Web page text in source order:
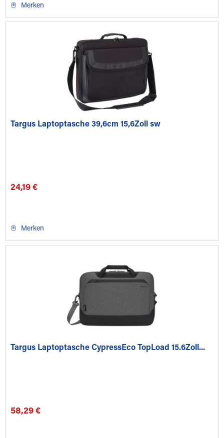
Merken
Targus Laptoptasche 39,6cm 15,6Zoll sw
24,19 €
Merken
Targus Laptoptasche CypressEco TopLoad 15.6Zoll...
58,29 €